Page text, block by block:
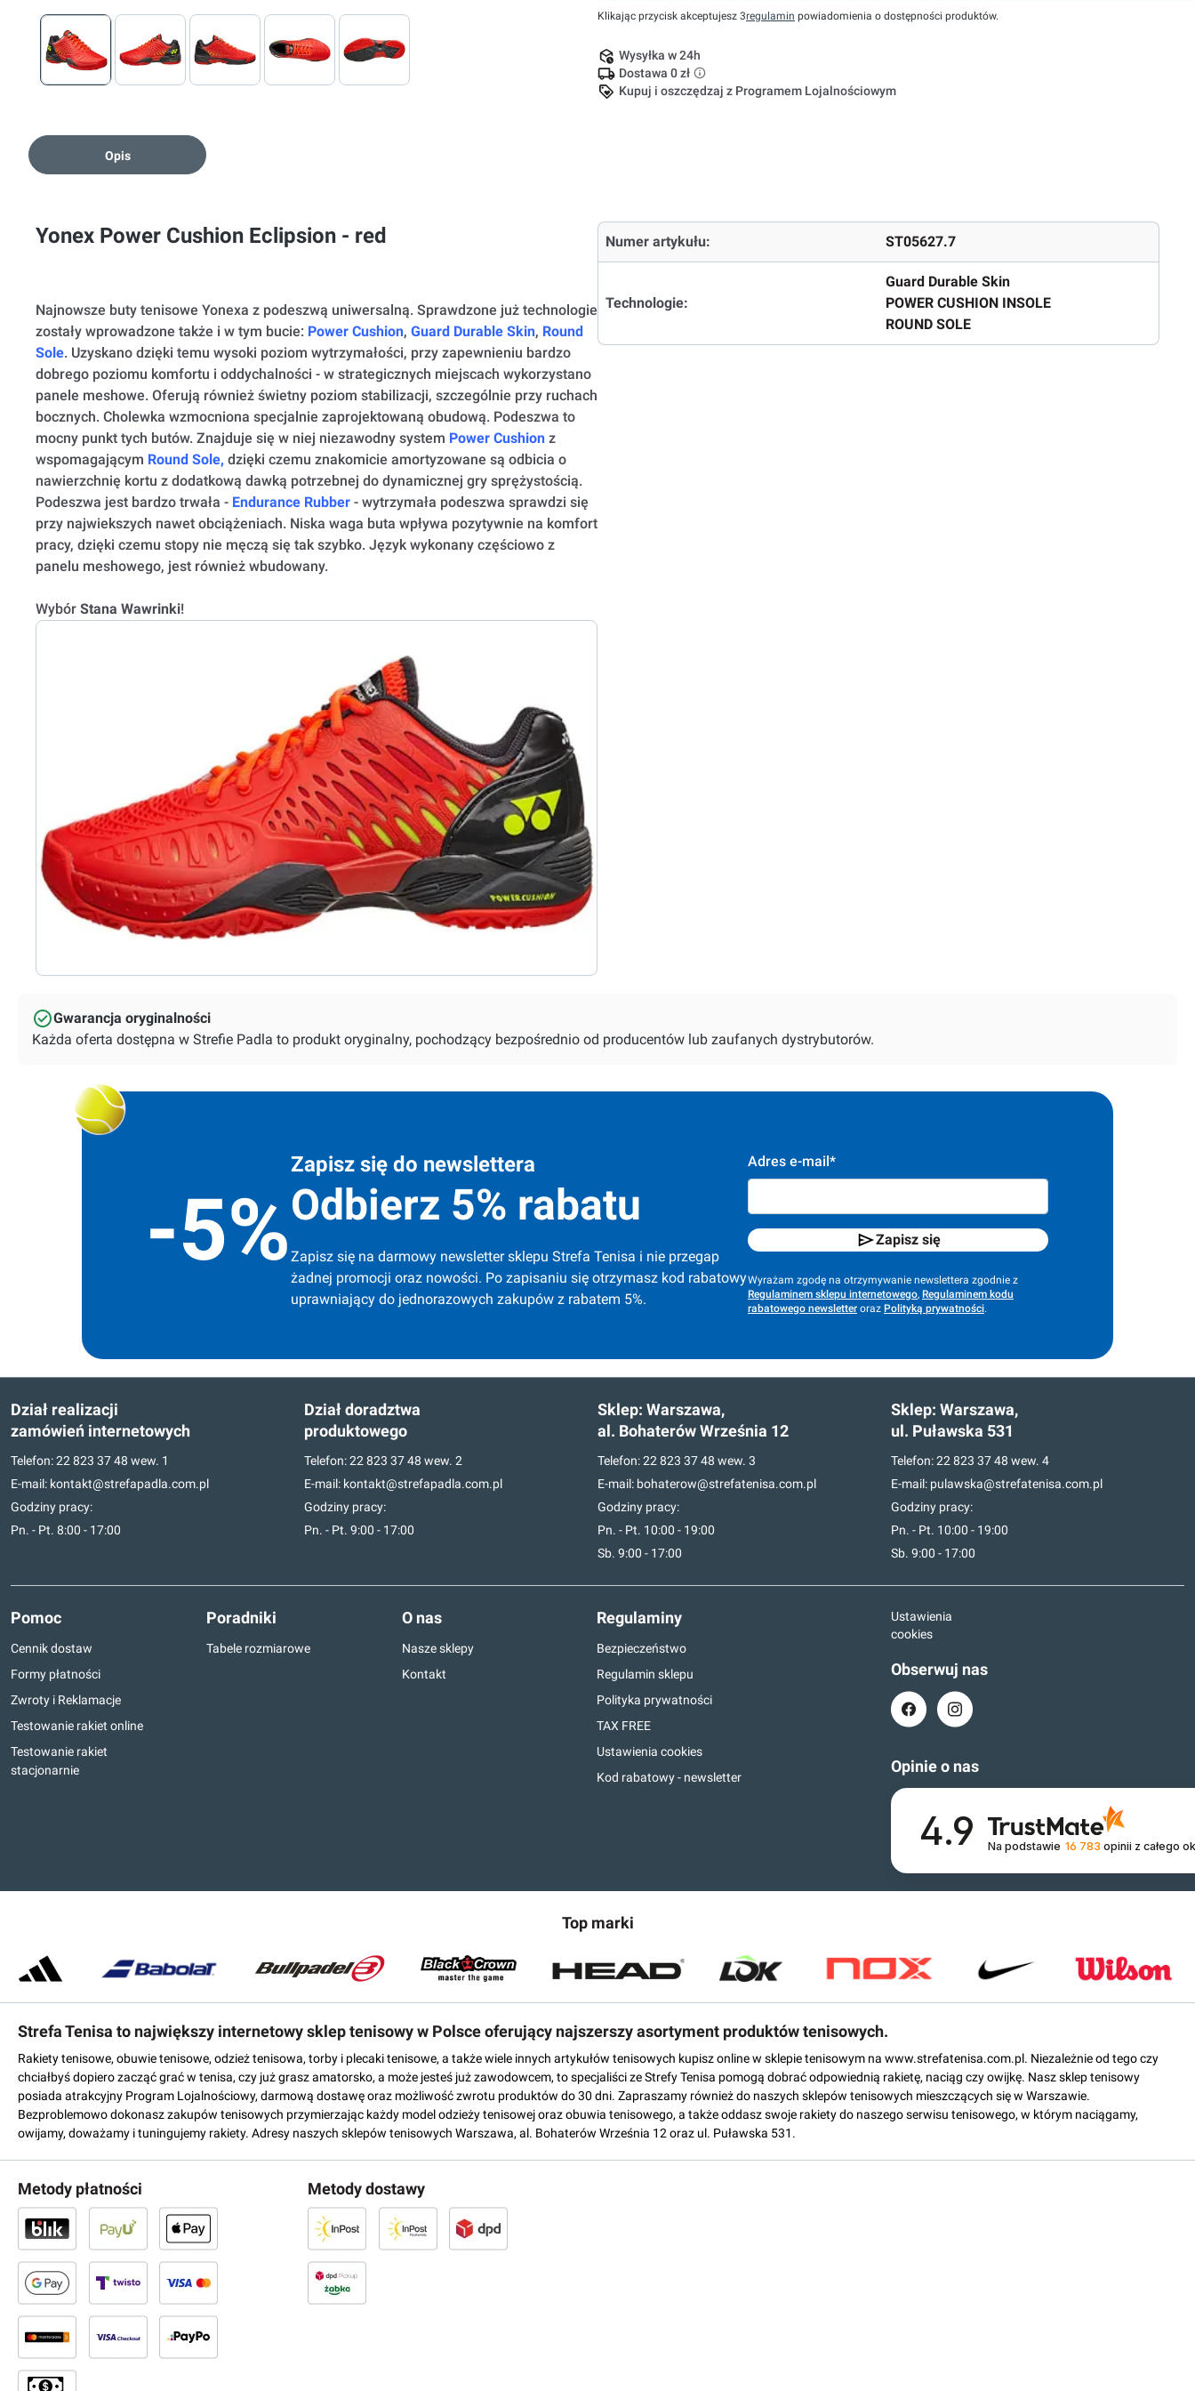
Klikając przycisk akceptujesz 3regulamin powiadomienia o dostępności produktów.
Wysyłka w 24h
Dostawa 0 zł
Kupuj i oszczędzaj z Programem Lojalnościowym
Opis
Yonex Power Cushion Eclipsion - red
Najnowsze buty tenisowe Yonexa z podeszwą uniwersalną. Sprawdzone już technologie
zostały wprowadzone także i w tym bucie: Power Cushion, Guard Durable Skin, Round
Sole. Uzyskano dzięki temu wysoki poziom wytrzymałości, przy zapewnieniu bardzo
dobrego poziomu komfortu i oddychalności - w strategicznych miejscach wykorzystano
panele meshowe. Oferują również świetny poziom stabilizacji, szczególnie przy ruchach
bocznych. Cholewka wzmocniona specjalnie zaprojektowaną obudową. Podeszwa to
mocny punkt tych butów. Znajduje się w niej niezawodny system Power Cushion z
wspomagającym Round Sole, dzięki czemu znakomicie amortyzowane są odbicia o
nawierzchnię kortu z dodatkową dawką potrzebnej do dynamicznej gry sprężystością.
Podeszwa jest bardzo trwała - Endurance Rubber - wytrzymała podeszwa sprawdzi się
przy najwiekszych nawet obciążeniach. Niska waga buta wpływa pozytywnie na komfort
pracy, dzięki czemu stopy nie męczą się tak szybko. Język wykonany częściowo z
panelu meshowego, jest również wbudowany.
Wybór Stana Wawrinki!
Numer artykułu: ST05627.7
Technologie:
Guard Durable Skin
POWER CUSHION INSOLE
ROUND SOLE
Gwarancja oryginalności
Każda oferta dostępna w Strefie Padla to produkt oryginalny, pochodzący bezpośrednio od producentów lub zaufanych dystrybutorów.
-5%
Zapisz się do newslettera
Odbierz 5% rabatu
Zapisz się na darmowy newsletter sklepu Strefa Tenisa i nie przegap
żadnej promocji oraz nowości. Po zapisaniu się otrzymasz kod rabatowy
uprawniający do jednorazowych zakupów z rabatem 5%.
Adres e-mail*
Zapisz się
Wyrażam zgodę na otrzymywanie newslettera zgodnie z
Regulaminem sklepu internetowego, Regulaminem kodu
rabatowego newsletter oraz Polityką prywatności.
Dział realizacji
zamówień internetowych
Telefon:22 823 37 48 wew. 1
E-mail: kontakt@strefapadla.com.pl
Godziny pracy:
Pn. - Pt. 8:00 - 17:00
Dział doradztwa
produktowego
Telefon:22 823 37 48 wew. 2
E-mail: kontakt@strefapadla.com.pl
Godziny pracy:
Pn. - Pt. 9:00 - 17:00
Sklep: Warszawa,
al. Bohaterów Września 12
Telefon:22 823 37 48 wew. 3
E-mail: bohaterow@strefatenisa.com.pl
Godziny pracy:
Pn. - Pt. 10:00 - 19:00
Sb. 9:00 - 17:00
Sklep: Warszawa,
ul. Puławska 531
Telefon:22 823 37 48 wew. 4
E-mail: pulawska@strefatenisa.com.pl
Godziny pracy:
Pn. - Pt. 10:00 - 19:00
Sb. 9:00 - 17:00
Pomoc
Cennik dostaw
Formy płatności
Zwroty i Reklamacje
Testowanie rakiet online
Testowanie rakiet
stacjonarnie
Poradniki
Tabele rozmiarowe
O nas
Nasze sklepy
Kontakt
Regulaminy
Bezpieczeństwo
Regulamin sklepu
Polityka prywatności
TAX FREE
Ustawienia cookies
Kod rabatowy - newsletter
Ustawienia
cookies
Obserwuj nas
Opinie o nas
4.9 Na podstawie 16 783 opinii z całego
Top marki
Strefa Tenisa to największy internetowy sklep tenisowy w Polsce oferujący najszerszy asortyment produktów tenisowych.
Rakiety tenisowe, obuwie tenisowe, odzież tenisowa, torby i plecaki tenisowe, a także wiele innych artykułów tenisowych kupisz online w sklepie tenisowym na www.strefatenisa.com.pl. Niezależnie od tego czy
chciałbyś dopiero zacząć grać w tenisa, czy już grasz amatorsko, a może jesteś już zawodowcem, to specjaliści ze Strefy Tenisa pomogą dobrać odpowiednią rakietę, naciąg czy owijkę. Nasz sklep tenisowy
posiada atrakcyjny Program Lojalnościowy, darmową dostawę oraz możliwość zwrotu produktów do 30 dni. Zapraszamy również do naszych sklepów tenisowych mieszczących się w Warszawie.
Bezproblemowo dokonasz zakupów tenisowych przymierzając każdy model odzieży tenisowej oraz obuwia tenisowego, a także oddasz swoje rakiety do naszego serwisu tenisowego, w którym naciągamy,
owijamy, doważamy i tuningujemy rakiety. Adresy naszych sklepów tenisowych Warszawa, al. Bohaterów Września 12 oraz ul. Puławska 531.
Metody płatności Metody dostawy